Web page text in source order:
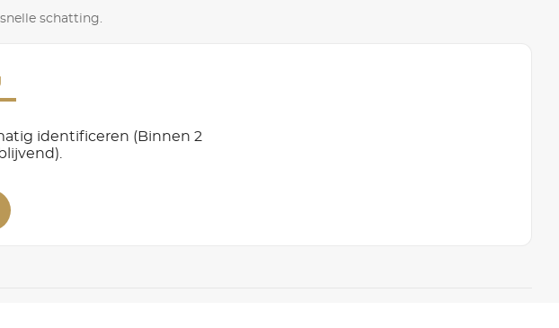
schatting.
identificeren (Binnen 2